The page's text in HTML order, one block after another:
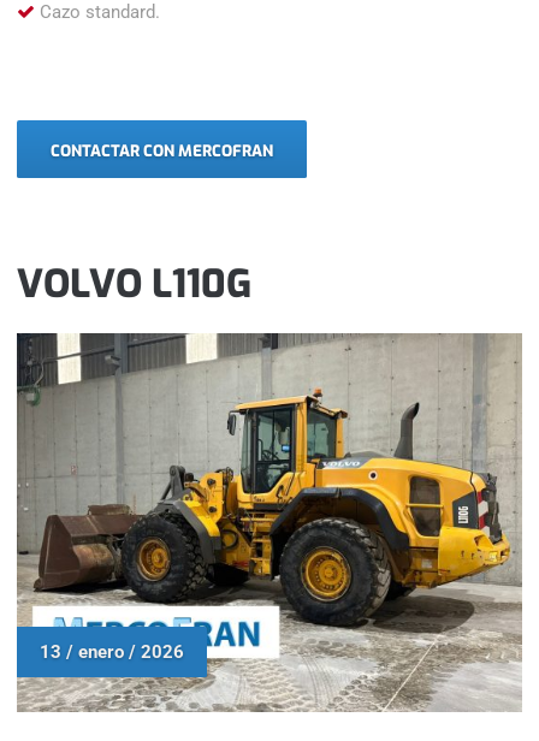
Cazo standard.
CONTACTAR CON MERCOFRAN
VOLVO L110G
13 / enero / 2026